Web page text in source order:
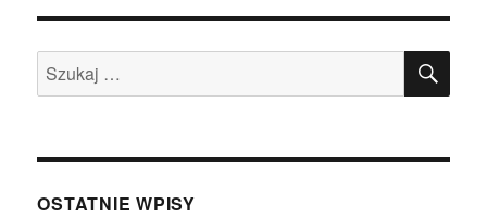
Szukaj:
OSTATNIE WPISY